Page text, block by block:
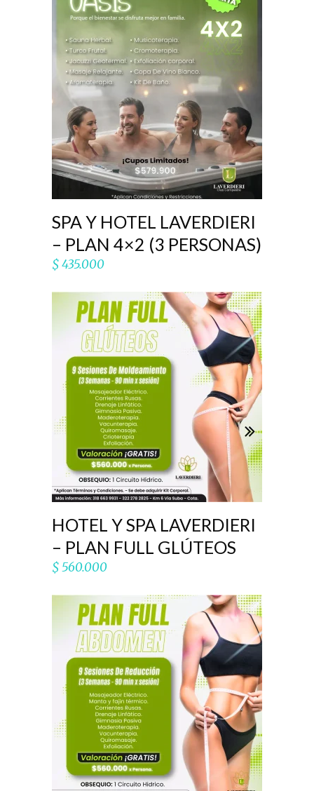
AÑADIR AL CARRITO
SPA Y HOTEL LAVERDIERI
– PLAN 4×2 (3 PERSONAS)
$435.000
AÑADIR AL CARRITO
HOTEL Y SPA LAVERDIERI
– PLAN FULL GLÚTEOS
$560.000
AÑADIR AL CARRITO